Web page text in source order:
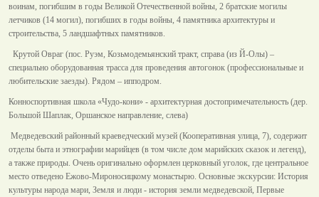
воинам, погибшим в годы Великой Отечественной войны, 2 братские могилы
летчиков (14 могил), погибших в годы войны, 4 памятника архитектуры и
строительства, 5 ландшафтных памятников.
Крутой Овраг (пос. Руэм, Козьмодемьянский тракт, справа (из Й-Олы) –
специально оборудованная трасса для проведения автогонок (профессиональные и
любительские заезды). Рядом – ипподром.
Конноспортивная школа «Чудо-кони» - архитектурная достопримечательность (дер.
Большой Шаплак, Оршанское направление, слева)
Медведевский районный краеведческий музей (Кооперативная улица, 7), содержит
отделы быта и этнографии марийцев (в том числе дом марийских сказок и легенд),
а также природы. Очень оригинально оформлен церковный уголок, где центральное
место отведено Ежово-Мироносицкому монастырю. Основные экскурсии: История
культуры народа мари, Земля и люди - история земли медведевской, Первые